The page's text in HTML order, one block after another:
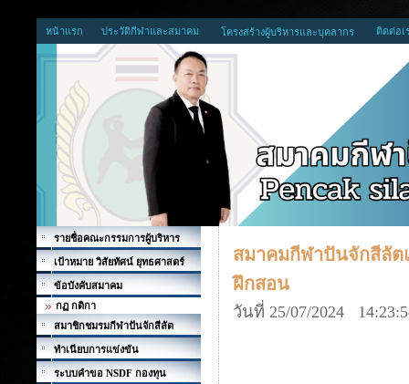
หน้าแรก ประวัติกีฬาและสมาคม โครงสร้างผู้บริหารและบุคลากร ติดต่อเ
รายชื่อคณะกรรมการผู้บริหาร
เป้าหมาย วิสัยทัศน์ ยุทธศาสตร์
ข้อบังคับสมาคม
กฏ กติกา
สมาชิกชมรมกีฬาปันจักสีลัต
ทำเนียบการแข่งขัน
ระบบคำขอ NSDF กองทุน
สมาคมกีฬาปันจักสีลัต
ฝึกสอน
วันที่ 25/07/2024